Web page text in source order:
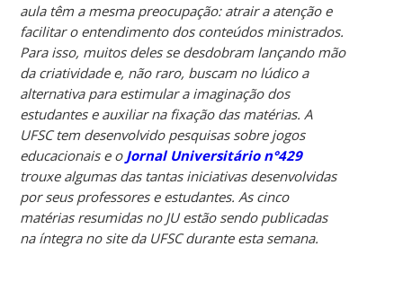
aula têm a mesma preocupação: atrair a atenção e
facilitar o entendimento dos conteúdos ministrados.
Para isso, muitos deles se desdobram lançando mão
da criatividade e, não raro, buscam no lúdico a
alternativa para estimular a imaginação dos
estudantes e auxiliar na fixação das matérias. A
UFSC tem desenvolvido pesquisas sobre jogos
educacionais e o Jornal Universitário n°429
trouxe algumas das tantas iniciativas desenvolvidas
por seus professores e estudantes. As cinco
matérias resumidas no JU estão sendo publicadas
na íntegra no site da UFSC durante esta semana.